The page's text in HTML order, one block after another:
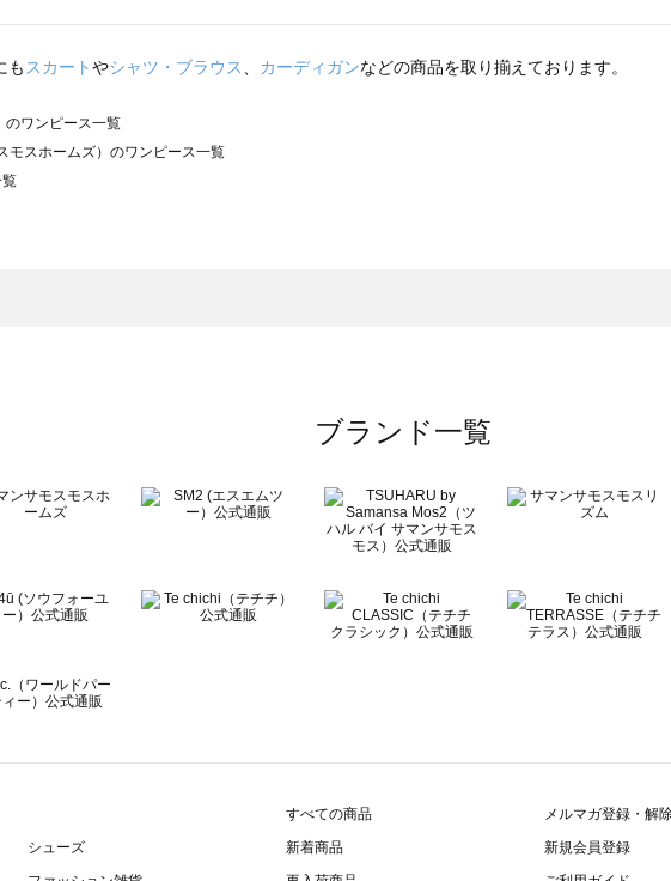
も スカートやシャツ・ブラウス カーディガンなどの商品を取り揃えております。
のワンピース一覧
モスホームズ）のワンピース一覧
イサマンサモスモス）のワンピース一覧
ス ラーゴム）のワンピース一覧
ワンピース一覧
ス一覧
ブランド一覧
シューズ
すべての商品
新着商品
メルマガ登録・解
新規会員登録